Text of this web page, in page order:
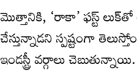
మొత్తానికి, ‘రాకా’ ఫస్ట్ లుక్‌తో
చేస్తున్నాడని స్పష్టంగా
ఇండస్ట్రీ వర్గాలు చెబుతున్నాయి.